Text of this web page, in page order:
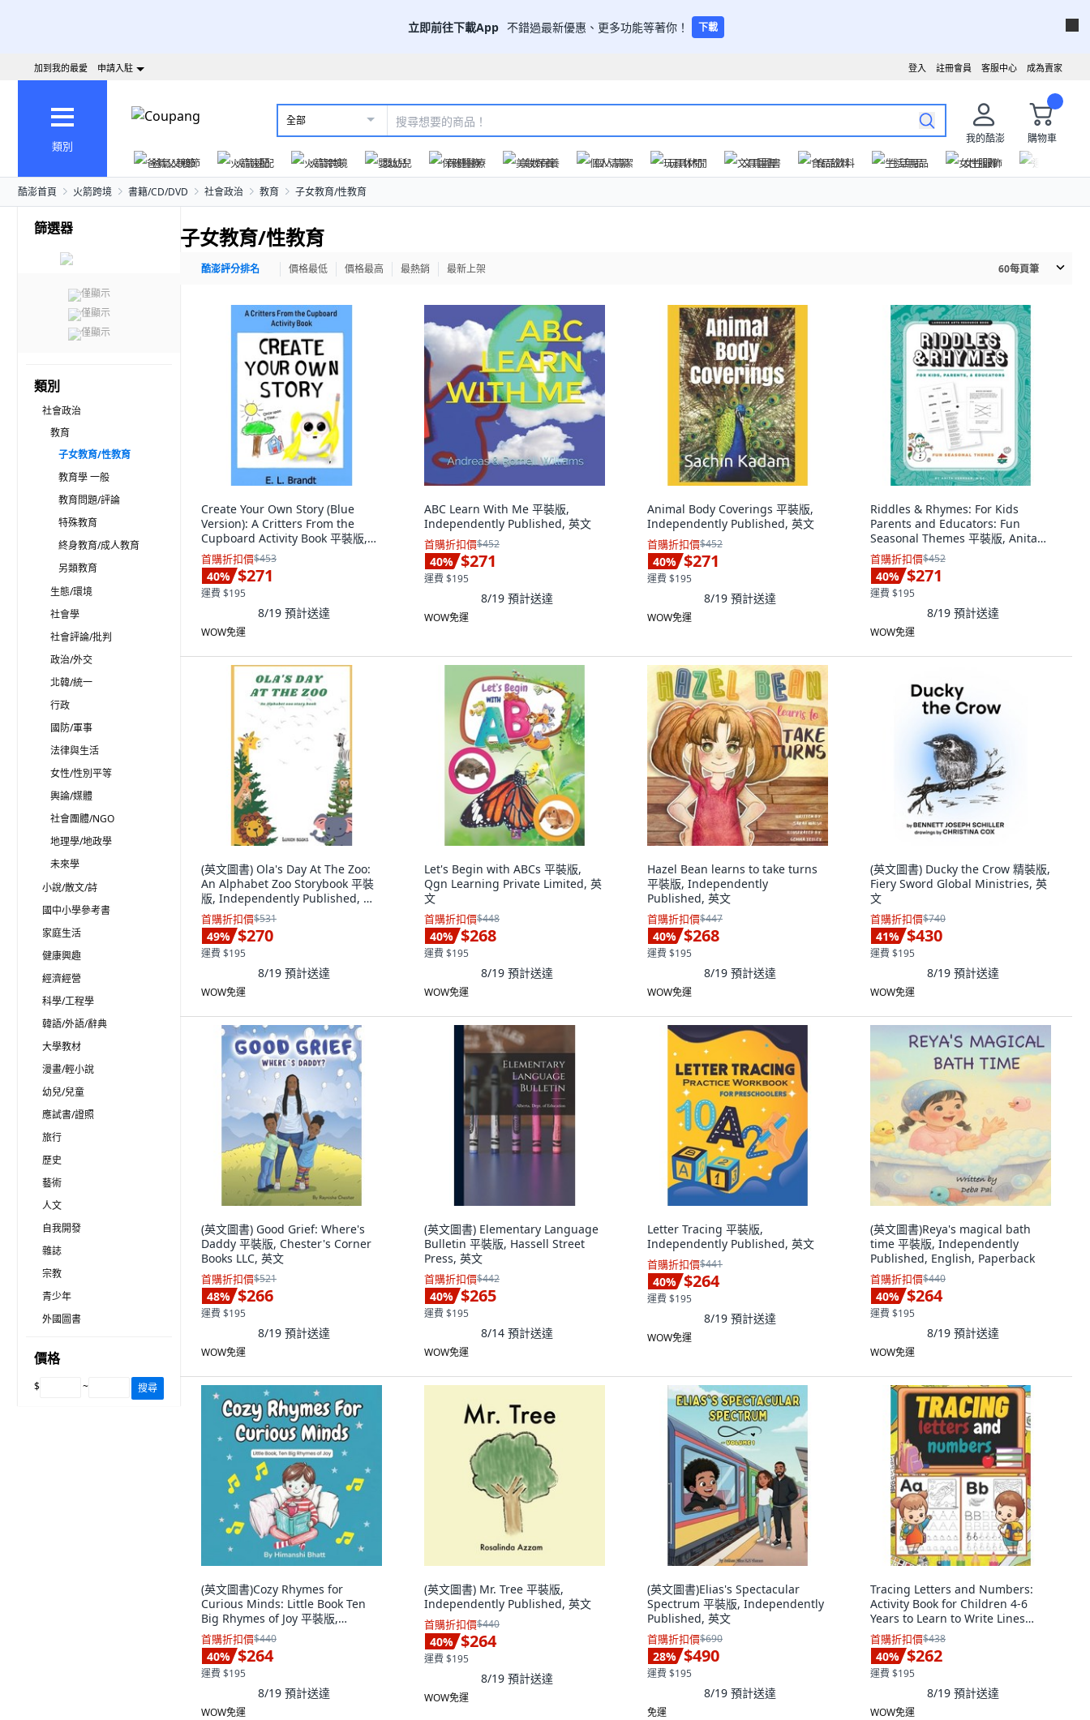
立即前往下載App 不錯過最新優惠、更多功能等著你！ 下載
成為賣家
客服中心
註冊會員
登入
加到我的最愛 申請入駐
類別
全部
我的酷澎
購物車
爸氣父親節
火箭速配 火箭跨境 嬰幼兒 保健醫療 美妝保養 個人清潔 玩具休閒 文具圖書 食品飲料 生活用品 女性服飾
酷澎首頁 火箭跨境 書籍/CD/DVD 社會政治 教育 子女教育/性教育
篩選器
僅顯示
僅顯示
僅顯示
類別
社會政治
教育
子女教育/性教育
教育學 一般
教育問題/評論
特殊教育
終身教育/成人教育
另類教育
生態/環境
社會學
社會評論/批判
政治/外交
北韓/統一
行政
國防/軍事
法律與生活
女性/性別平等
輿論/媒體
社會團體/NGO
地理學/地政學
未來學
小說/散文/詩
國中小學參考書
家庭生活
健康興趣
經濟經營
科學/工程學
韓語/外語/辭典
大學教材
漫畫/輕小說
幼兒/兒童
應試書/證照
旅行
歷史
藝術
人文
自我開發
雜誌
宗教
青少年
外國圖書
價格
$ ~ 搜尋
子女教育/性教育
酷澎評分排名 價格最低 價格最高 最熱銷 最新上架 60每頁筆
Create Your Own Story (Blue
Version): A Critters From the
Cupboard Activity Book 平裝版,
Independently Published, 英文
首購折扣價$453
40% $271
運費 $195
8/19 預計送達
WOW免運
ABC Learn With Me 平裝版,
Independently Published, 英文
首購折扣價$452
40% $271
運費 $195
8/19 預計送達
WOW免運
Animal Body Coverings 平裝版,
Independently Published, 英文
首購折扣價$452
40% $271
運費 $195
8/19 預計送達
WOW免運
Riddles & Rhymes: For Kids
Parents and Educators: Fun
Seasonal Themes 平裝版, Anita
Vermeer, 英文
首購折扣價$452
40% $271
運費 $195
8/19 預計送達
WOW免運
(英文圖書) Ola's Day At The Zoo:
An Alphabet Zoo Storybook 平裝
版, Independently Published, 英
文
首購折扣價$531
49% $270
運費 $195
8/19 預計送達
WOW免運
Let's Begin with ABCs 平裝版,
Qgn Learning Private Limited, 英
文
首購折扣價$448
40% $268
運費 $195
8/19 預計送達
WOW免運
Hazel Bean learns to take turns
平裝版, Independently
Published, 英文
首購折扣價$447
40% $268
運費 $195
8/19 預計送達
WOW免運
(英文圖書) Ducky the Crow 精裝版,
Fiery Sword Global Ministries, 英
文
首購折扣價$740
41% $430
運費 $195
8/19 預計送達
WOW免運
(英文圖書) Good Grief: Where's
Daddy 平裝版, Chester's Corner
Books LLC, 英文
首購折扣價$521
48% $266
運費 $195
8/19 預計送達
WOW免運
(英文圖書) Elementary Language
Bulletin 平裝版, Hassell Street
Press, 英文
首購折扣價$442
40% $265
運費 $195
8/14 預計送達
WOW免運
Letter Tracing 平裝版,
Independently Published, 英文
首購折扣價$441
40% $264
運費 $195
8/19 預計送達
WOW免運
(英文圖書)Reya's magical bath
time 平裝版, Independently
Published, English, Paperback
首購折扣價$440
40% $264
運費 $195
8/19 預計送達
WOW免運
(英文圖書)Cozy Rhymes for
Curious Minds: Little Book Ten
Big Rhymes of Joy 平裝版,
Independently Published, 英文
首購折扣價$440
40% $264
運費 $195
8/19 預計送達
WOW免運
(英文圖書) Mr. Tree 平裝版,
Independently Published, 英文
首購折扣價$440
40% $264
運費 $195
8/19 預計送達
WOW免運
(英文圖書)Elias's Spectacular
Spectrum 平裝版, Independently
Published, 英文
首購折扣價$690
28% $490
運費 $195
8/19 預計送達
免運
Tracing Letters and Numbers:
Activity Book for Children 4-6
Years to Learn to Write Lines
Letters a... 平裝版, Independently
Published, 英文
首購折扣價$438
40% $262
運費 $195
8/19 預計送達
WOW免運